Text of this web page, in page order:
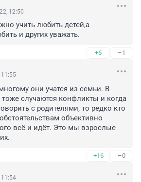
12:50
учить любить детей,а
и других уважать.
+6 –1
11:55
они учатся из семьи. В
случаются конфликты и когда
с родителями, то редко кто
объективно
всё и идёт. Это мы взрослые
+16 –0
11:54